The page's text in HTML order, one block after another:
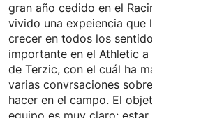
gran año cedido en el Racing, donde
vivido una expeiencia que le ha
crecer en todos los sentidos. Quiere
importante en el Athletic a las
de Terzic, con el cuál ha mantenido
varias convrsaciones sobre lo que
hacer en el campo. El objetivo del
equipo es muy claro: estar lo más